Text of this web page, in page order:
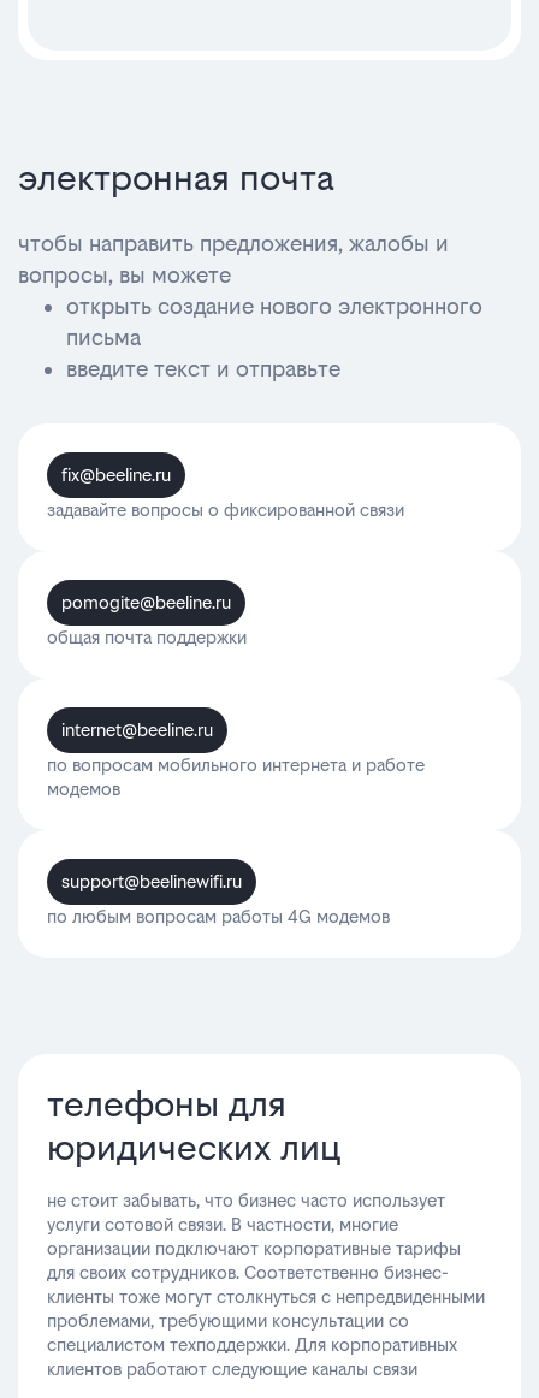
электронная почта
чтобы направить предложения, жалобы и
вопросы, вы можете
открыть создание нового электронного
письма
введите текст и отправьте
fix@beeline.ru
задавайте вопросы о фиксированной связи
pomogite@beeline.ru
общая почта поддержки
internet@beeline.ru
по вопросам мобильного интернета и работе
модемов
support@beelinewifi.ru
по любым вопросам работы 4G модемов
телефоны для
юридических лиц
не стоит забывать, что бизнес часто использует
услуги сотовой связи. В частности, многие
организации подключают корпоративные тарифы
для своих сотрудников. Соответственно бизнес-
клиенты тоже могут столкнуться с непредвиденными
проблемами, требующими консультации со
специалистом техподдержки. Для корпоративных
клиентов работают следующие каналы связи